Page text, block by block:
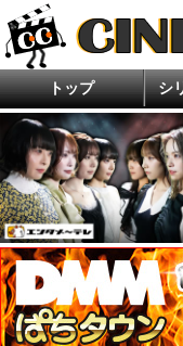
トップ
今月の新作
ランキング
好評配信中
シ
エ
住
ほ